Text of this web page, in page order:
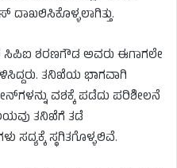
ಸಿಪಿಐ ಶರಣಗೌಡ ಅವರು ಈಗಾಗಲೇ
ತನಿಖೆಯ ಭಾಗವಾಗಿ
ವಶಕ್ಕೆ ಪಡೆದು ಪರಿಶೀಲನೆ
ತನಿಖೆಗೆ ತಡೆ
ಸದ್ಯಕ್ಕೆ ಸ್ಥಗಿತಗೊಳ್ಳಲಿವೆ.